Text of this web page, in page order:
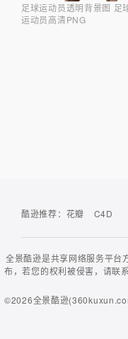
足球运动员透明背景图 足
运动员高清PNG
酷逊推荐： 花瓣 C4D
全景酷逊是共享网络服务平台
布，若您的权利被侵害，请联
©2026全景酷逊